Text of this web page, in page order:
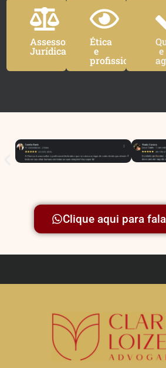
Assessoria
Jurídica
Ética
e
profissionalismo
e
Clique aqui para